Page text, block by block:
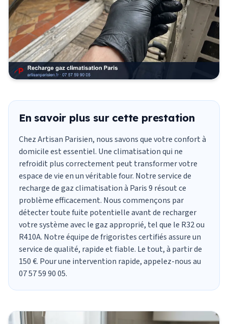
En savoir plus sur cette prestation
Chez Artisan Parisien, nous savons que votre confort à
domicile est essentiel. Uneclimatisationqui ne
refroidit plus correctement peut transformer votre
espace de vie en un véritable four. Notre service de
recharge de gaz climatisationà Paris 9 résout ce
problème efficacement. Nous commençons par
détecter toute fuite potentielle avant de recharger
votre système avec le gaz approprié, tel que le R32 ou
R410A. Notre équipe de frigoristes certifiés assure un
service de qualité, rapide et fiable. Le tout, à partir de
150 €. Pour une intervention rapide, appelez-nous au
07 57 59 90 05.